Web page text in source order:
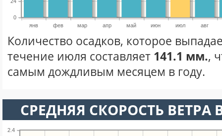
янв фев мар апр май июн июл авг
0
Количество осадков, которое
течение июля составляет 141.1 мм.,
самым дождливым месяцем в году.
СРЕДНЯЯ СКОРОСТЬ
2.4